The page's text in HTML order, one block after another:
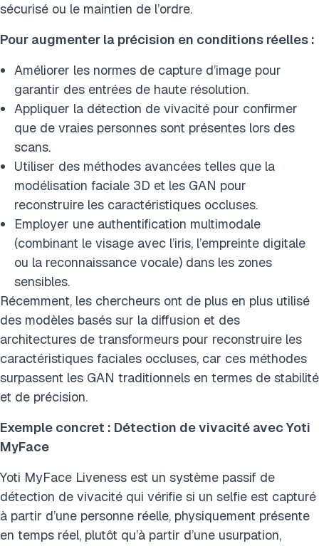
sécurisé ou le maintien de l’ordre.
Pour augmenter la précision en conditions réelles :
Améliorer les normes de capture d’image pour
garantir des entrées de haute résolution.
Appliquer la détection de vivacité pour confirmer
que de vraies personnes sont présentes lors des
scans.
Utiliser des méthodes avancées telles que la
modélisation faciale 3D et les GAN pour
reconstruire les caractéristiques occluses.
Employer une authentification multimodale
(combinant le visage avec l’iris, l’empreinte digitale
ou la reconnaissance vocale) dans les zones
sensibles.
Récemment, les chercheurs ont de plus en plus utilisé
des modèles basés sur la diffusion et des
architectures de transformeurs pour reconstruire les
caractéristiques faciales occluses, car ces méthodes
surpassent les GAN traditionnels en termes de stabilité
et de précision.
Exemple concret : Détection de vivacité avec Yoti
MyFace
Yoti MyFace Liveness est un système passif de
détection de vivacité qui vérifie si un selfie est capturé
à partir d’une personne réelle, physiquement présente
en temps réel, plutôt qu’à partir d’une usurpation,